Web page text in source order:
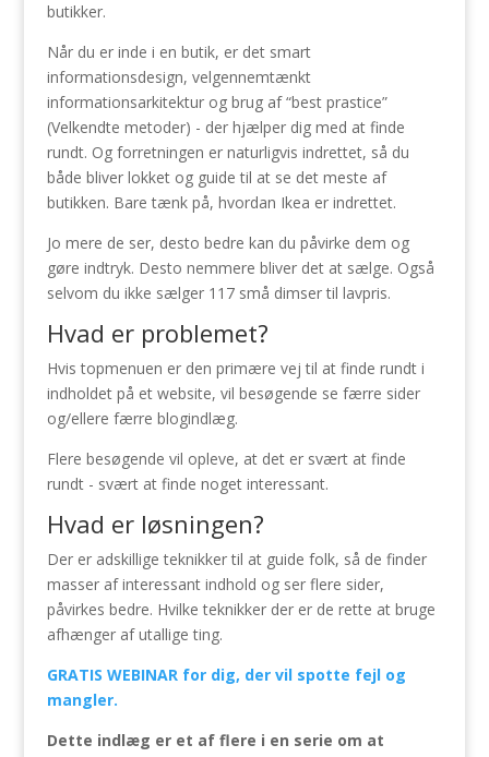
butikker.
Når du er inde i en butik, er det smart
informationsdesign, velgennemtænkt
informationsarkitektur og brug af “best prastice”
(Velkendte metoder) - der hjælper dig med at finde
rundt. Og forretningen er naturligvis indrettet, så du
både bliver lokket og guide til at se det meste af
butikken. Bare tænk på, hvordan Ikea er indrettet.
Jo mere de ser, desto bedre kan du påvirke dem og
gøre indtryk. Desto nemmere bliver det at sælge. Også
selvom du ikke sælger 117 små dimser til lavpris.
Hvad er problemet?
Hvis topmenuen er den primære vej til at finde rundt i
indholdet på et website, vil besøgende se færre sider
og/ellere færre blogindlæg.
Flere besøgende vil opleve, at det er svært at finde
rundt - svært at finde noget interessant.
Hvad er løsningen?
Der er adskillige teknikker til at guide folk, så de finder
masser af interessant indhold og ser flere sider,
påvirkes bedre. Hvilke teknikker der er de rette at bruge
afhænger af utallige ting.
GRATIS WEBINARfor dig, der vil spotte fejl og
mangler.
Dette indlæg er et af flere i en serie om at